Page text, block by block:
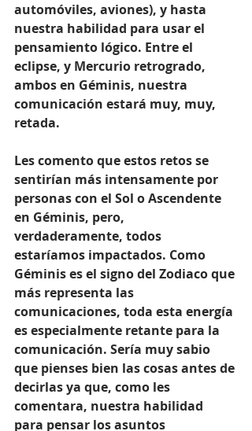
automóviles, aviones), y hasta
nuestra habilidad para usar el
pensamiento lógico. Entre el
eclipse, y Mercurio retrogrado,
ambos en Géminis, nuestra
comunicación estará muy, muy,
retada.
Les comento que estos retos se
sentirían más intensamente por
personas con el Sol o Ascendente
en Géminis, pero,
verdaderamente, todos
estaríamos impactados. Como
Géminis es el signo del Zodiaco que
más representa las
comunicaciones, toda esta energía
es especialmente retante para la
comunicación. Sería muy sabio
que pienses bien las cosas antes de
decirlas ya que, como les
comentara, nuestra habilidad
para pensar los asuntos